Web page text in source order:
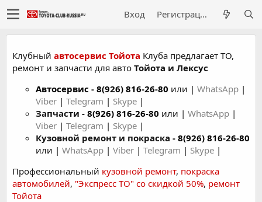
Вход Регистрация
Клубный автосервис Тойота Клуба предлагает ТО,
ремонт и запчасти для авто Тойота и Лексус
Автосервис - 8(926) 816-26-80 или | WhatsApp |
Viber | Telegram | Skype |
Запчасти - 8(926) 816-26-80 или | WhatsApp |
Viber | Telegram | Skype |
Кузовной ремонт и покраска - 8(926) 816-26-80
или | WhatsApp | Viber | Telegram | Skype |
Профессиональный кузовной ремонт, покраска
автомобилей, "Экспресс ТО" со скидкой 50%, ремонт
Тойота